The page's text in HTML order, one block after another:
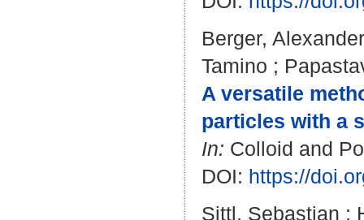
Berger, Alexander
Tamino ;
A versatile
particles with a
In: Colloid and
DOI: https://
Sittl, Sebastian ;